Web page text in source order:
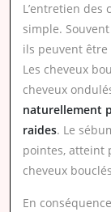
L’entretien des
simple.
ils peuvent
Les cheveux
cheveux
naturellement
raides. Le
pointes, atteint
cheveux
En